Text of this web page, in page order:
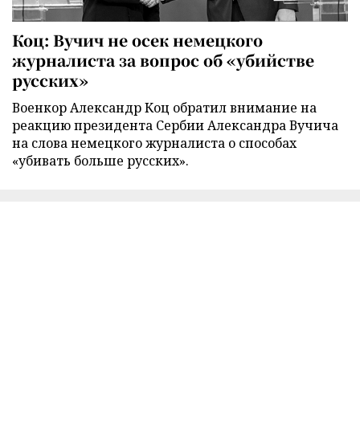
Коц: Вучич не осек немецкого
журналиста за вопрос об «убийстве
русских»
Военкор Александр Коц обратил внимание на
реакцию президента Сербии Александра Вучича
на слова немецкого журналиста о способах
«убивать больше русских».